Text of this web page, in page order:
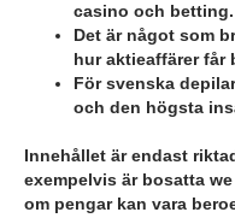
casino och betting.
Det är något som
hur aktieaffärer får
För svenska
och den högsta
Innehållet är endast
exempelvis är bosatta
om pengar kan vara